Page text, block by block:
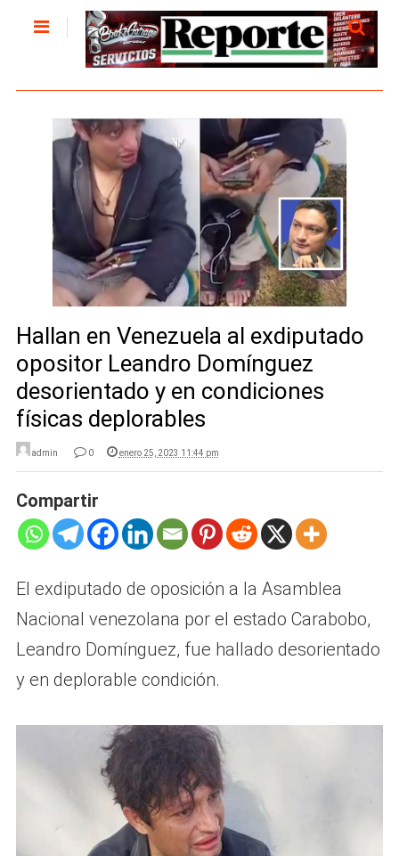
Hallan en Venezuela al exdiputado
opositor Leandro Domínguez
desorientado y en condiciones
físicas deplorables
admin 0 enero 25, 2023 11:44 pm
Compartir
El exdiputado de oposición a la Asamblea
Nacional venezolana por el estado Carabobo,
Leandro Domínguez, fue hallado desorientado
y en deplorable condición.